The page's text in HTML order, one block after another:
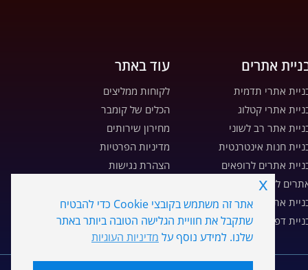
אתרים
אתרי תדמית
אתרי קטלוג
אתר רב לשוני
חנות אינטרנטית
אתרים לרופאים
לקבלנים ויזמים
אתרים לעורכי דין
דפי נחיתה
עוד באתר
לקוחות ממליצים
הכלים של קומבר
מחירון שירותים
מדיניות הפרטיות
הצהרת נגישות
מפת אתר
דרושים
אתר זה משתמש בקובצי Cookie כדי להבטיח
שתקבל את חוויית הגלישה הטובה ביותר באתר
שלנו. למידע נוסף על מדיניות העוגיות
x